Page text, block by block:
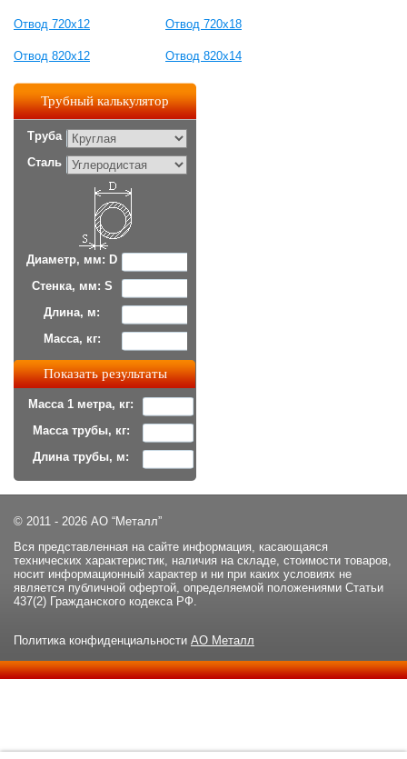
Отвод 720х12 Отвод 720х18
Отвод 820х12 Отвод 820х14
Трубный калькулятор
Труба
Сталь
Диаметр, мм: D
Стенка, мм: S
Длина, м:
Масса, кг:
Масса 1 метра, кг:
Масса трубы, кг:
Длина трубы, м:
© 2011 - 2026 АО “Металл”
Вся представленная на сайте информация, касающаяся
технических характеристик, наличия на складе, стоимости товаров,
носит информационный характер и ни при каких условиях не
является публичной офертой, определяемой положениями Статьи
437(2) Гражданского кодекса РФ.
Политика конфиденциальности АО Металл